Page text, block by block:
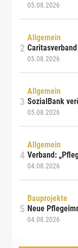
05.08.2026
Allgemein
05.08.2026
Allgemein
SozialBank
05.08.2026
Allgemein
Verband:
04.08.2026
Bauprojekte
Neue
04.08.2026